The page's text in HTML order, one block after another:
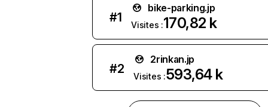
#1
bike-parking.jp
Visites :170,82 k
#2
2rinkan.jp
Visites :593,64 k